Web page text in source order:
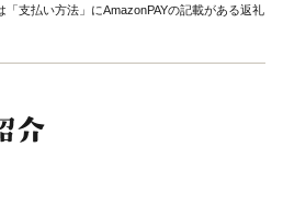
「支払い方法」にAmazonPAYの記載がある返礼